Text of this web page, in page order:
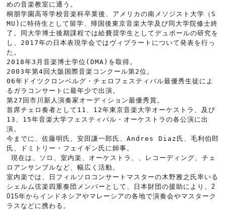
めの音楽教室に通う。
桐朋学園高等学校音楽科卒業後、アメリカの南メソジスト大学（S
MU)に特待生として留学、帰国後東京音楽大学及び同大学院修士終
了。同大学博士後期課程では給費奨学生としてデュポールの研究を
し、2017年の日本表現学会ではヴィブラートについて発表を行っ
た。
2018年3月音楽博士学位(DMA)を取得。
2003年第4回大阪国際音楽コンクール第2位。
06年ドイツクロンベルグ・チェロフェスティバル最優秀生徒によ
るガラコンサートに最年少で出演。
第27回市川新人演奏家オーディション最優秀賞。
首席チェロ奏者として11、12年東京音楽大学オーケストラ、及び
13、15年音楽大学フェスティバル・オーケストラの各公演に出
演。
今までに、佐藤明氏、安田謙一郎氏、Andres Diaz氏、毛利伯郎
氏、ドミトリー・フェイギン氏に師事。
現在は、
ソロ、室内楽、オーケストラ、、レコーディング、チェ
ロアンサンブルなど、幅広く活動。
室内楽では、日フィルソロコンサートマスターの木野雅之氏率いる
シェルム弦楽四重奏団メンバーとして、日本財団の援助により、2
015年からインドネシアやマレーシアの各地で演奏会やマスターク
ラスなどに携わる。